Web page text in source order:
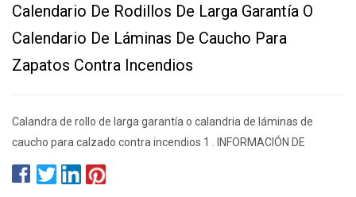
Calendario De Rodillos De Larga Garantía O
Calendario De Láminas De Caucho Para
Zapatos Contra Incendios
Calandra de rollo de larga garantía o calandria de láminas de
caucho para calzado contra incendios 1 . INFORMACIÓN DE